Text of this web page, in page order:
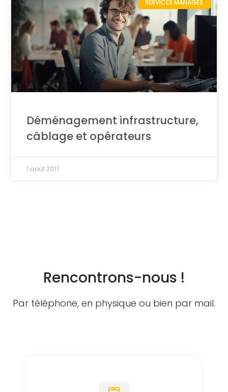
SERVICES MANAGÉS
Déménagement infrastructure,
câblage et opérateurs
1 août 2017
Rencontrons-nous !
Par téléphone, en physique ou bien par mail.